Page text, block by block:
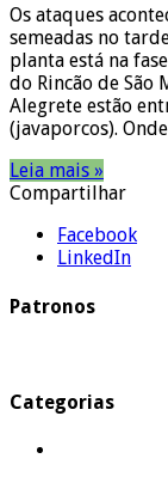
Os ataques
semeadas no
planta está na
do Rincão de
Alegrete estão
(javaporcos).
Leia mais »
Compartilhar
Facebook
LinkedIn
Patronos
Categorias